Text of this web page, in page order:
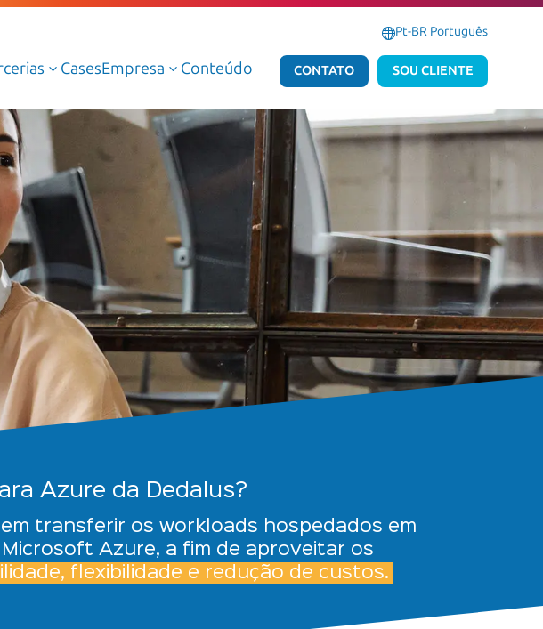
Pt-BR Português
de Cloud
de Cloud
Serviços Gerenciados de Dados e IA
Serviços Profissionais de Dados e IA
Dados e IA AWS
Dados e IA Azure
Atlas Dedalus
Serviços Profissionais Microsoft
3 CasesEmpresa 3 Conteúdo CONTATO SOU CLIENTE
Azure da Dedalus?
transferir os workloads hospedados em
Azure, a fim de aproveitar os
flexibilidade e redução de custos.